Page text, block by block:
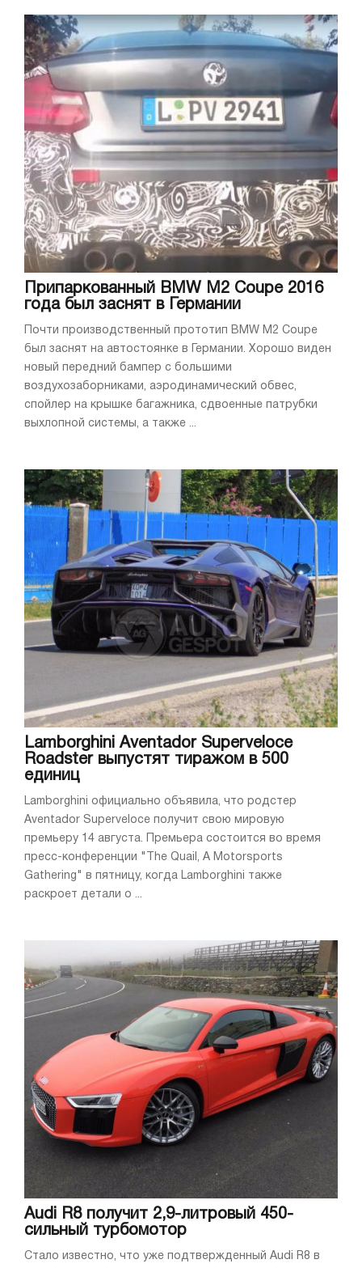
Припаркованный BMW M2 Coupe 2016
года был заснят в Германии
Почти производственный прототип BMW M2 Coupe
был заснят на автостоянке в Германии. Хорошо виден
новый передний бампер с большими
воздухозаборниками, аэродинамический обвес,
спойлер на крышке багажника, сдвоенные патрубки
выхлопной системы, а также ...
Lamborghini Aventador Superveloce
Roadster выпустят тиражом в 500
единиц
Lamborghini официально объявила, что родстер
Aventador Superveloce получит свою мировую
премьеру 14 августа. Премьера состоится во время
пресс-конференции "The Quail, A Motorsports
Gathering" в пятницу, когда Lamborghini также
раскроет детали о ...
Audi R8 получит 2,9-литровый 450-
сильный турбомотор
Стало известно, что уже подтвержденный Audi R8 в